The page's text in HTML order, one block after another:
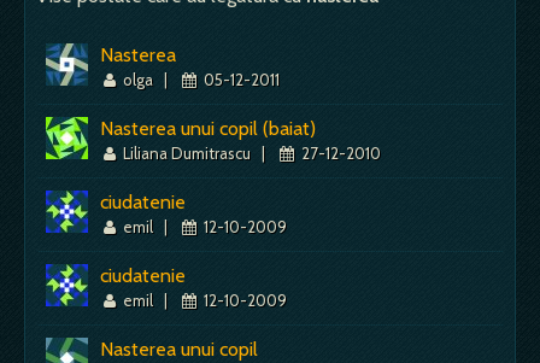
Nasterea
olga | 05-12-2011
Nasterea unui copil (baiat)
Liliana Dumitrascu | 27-12-2010
ciudatenie
emil | 12-10-2009
ciudatenie
emil | 12-10-2009
Nasterea unui copil